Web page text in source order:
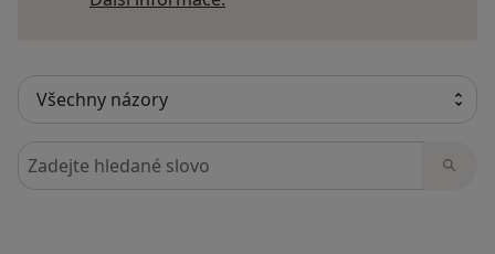
Hledejte v názorech